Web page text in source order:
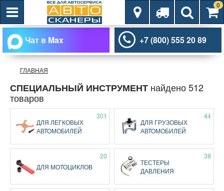
0
Чат в Max +7 (800) 555 20 89
ГЛАВНАЯ
СПЕЦИАЛЬНЫЙ ИНСТРУМЕНТ найдено 512
товаров
ДЛЯ ЛЕГКОВЫХ
АВТОМОБИЛЕЙ
301
ДЛЯ ГРУЗОВЫХ
АВТОМОБИЛЕЙ
44
ДЛЯ МОТОЦИКЛОВ
20
ТЕСТЕРЫ
ДАВЛЕНИЯ
38